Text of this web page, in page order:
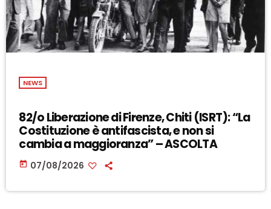
NEWS
82/o Liberazione di Firenze, Chiti (ISRT): “La
Costituzione è antifascista, e non si
cambia a maggioranza” – ASCOLTA
today 07/08/2026